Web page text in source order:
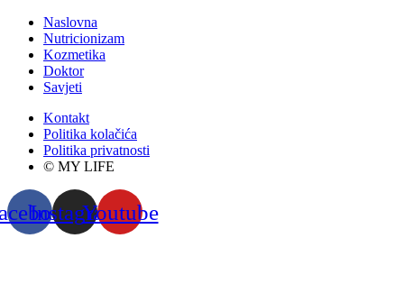
Naslovna
Nutricionizam
Kozmetika
Doktor
Savjeti
Kontakt
Politika kolačića
Politika privatnosti
© MY LIFE
InstagramYoutube